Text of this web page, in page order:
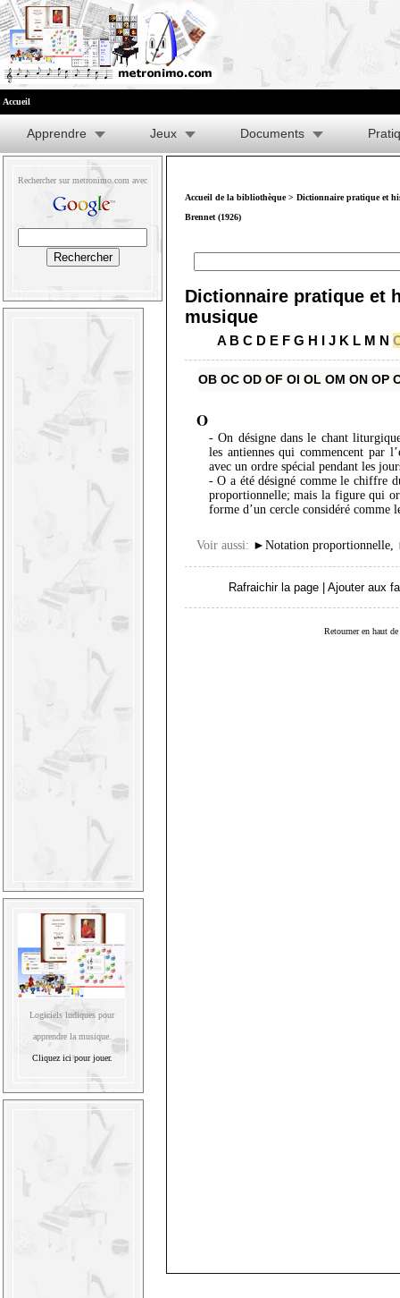
Accueil
Apprendre Jeux Documents
Rechercher sur metronimo.com avec
Logiciels ludiques pour
apprendre la musique.
Cliquez ici pour jouer.
Accueil de la bibliothèque> Dictionnaire pratique et
Brennet (1926)
Dictionnaire pratique et
musique
A B C D E F G H I J K L M N
OB OC OD OF OI OL OM ON OP
O
- On désigne dans le chant
les antiennes qui commencent par
avec un ordre spécial pendant les
- O a été désigné comme le chiffre
proportionnelle; mais la figure qui
forme d’un cercle considéré comme
Voir aussi: ► Notation proportionnelle,
Rafraichir la page Ajouter aux
Retourner en haut de